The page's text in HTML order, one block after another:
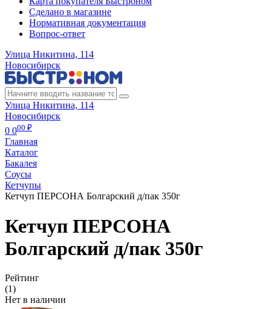
Сделано в магазине
Нормативная документация
Вопрос-ответ
Улица Никитина, 114
Новосибирск
Улица Никитина, 114
Новосибирск
0 000 ₽
Главная
Каталог
Бакалея
Соусы
Кетчупы
Кетчуп ПЕРСОНА Болгарский д/пак 350г
Кетчуп ПЕРСОНА
Болгарский д/пак 350г
Рейтинг
(1)
Нет в наличии